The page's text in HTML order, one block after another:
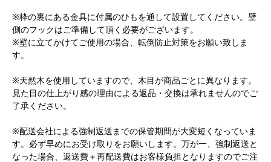
※枠の裏にある金具に付属のひもを通して設置してください。壁
側のフックはご準備して頂く必要がございます。
※壁に立てかけてご使用の場合、転倒防止対策をお願い致しま
す。
※天然木を使用していますので、木目が商品ごとに異なります。
見た目の仕上がり感の理由による返品・交換は承れませんのでご
了承ください。
※配送会社による強制返送までの保管期間が大変短くなっていま
す。必ず早めにお受け取りをお願いします。万が一、強制返送と
なった場合、返送費＋再配送費はお客様負担となりますのでご注